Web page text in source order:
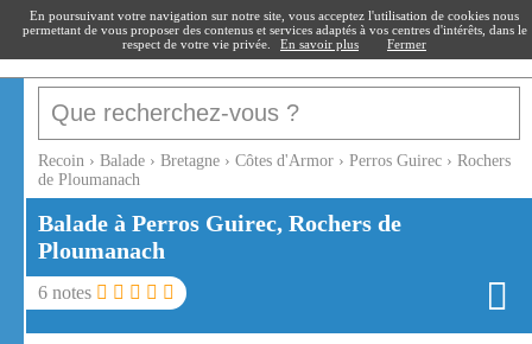
recoin.fr
Recoin › Balade › Bretagne › Côtes d'Armor › Perros Guirec › Rochers
de Ploumanach
Balade à Perros Guirec, Rochers de
Ploumanach
6 notes
En poursuivant votre navigation sur notre site, vous acceptez l'utilisation de cookies nous
permettant de vous proposer des contenus et services adaptés à vos centres d'intérêts, dans le
respect de votre vie privée.
En savoir plus Fermer